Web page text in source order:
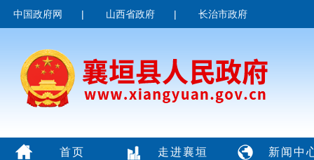
中国政府网 | 山西省政府 | 长治市政府
首页 走进襄垣 新闻中